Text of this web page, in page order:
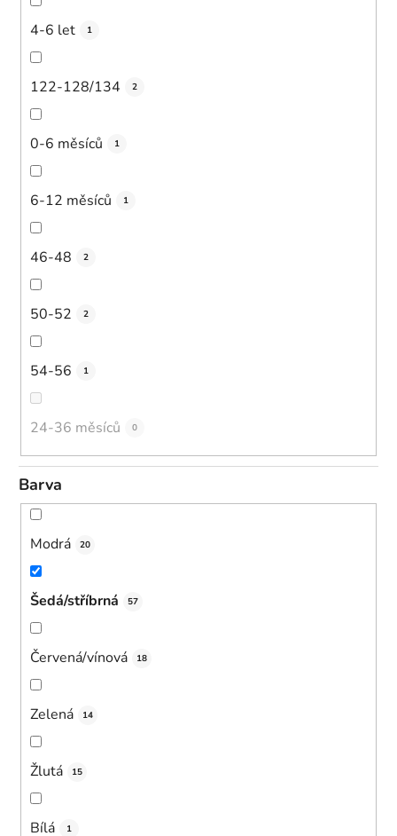
4-6 let 1
122-128/134 2
0-6 měsíců 1
6-12 měsíců 1
46-48 2
50-52 2
54-56 1
24-36 měsíců 0
Barva
Modrá 20
Šedá/stříbrná 57
Červená/vínová 18
Zelená 14
Žlutá 15
Bílá 1